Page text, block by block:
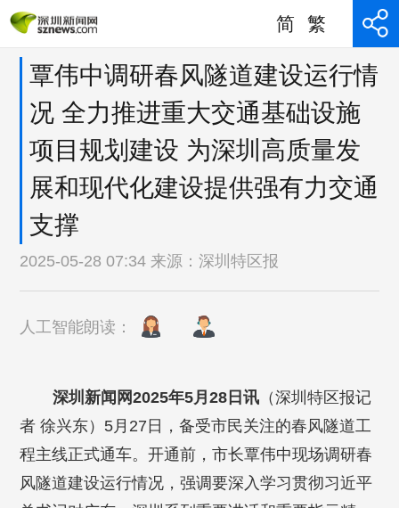
简 繁
覃伟中调研春风隧道建设运行情
况 全力推进重大交通基础设施
项目规划建设 为深圳高质量发
展和现代化建设提供强有力交通
支撑
2025-05-28 07:34 来源：深圳特区报
人工智能朗读：
深圳新闻网2025年5月28日讯（深圳特区报记
者 徐兴东）5月27日，备受市民关注的春风隧道工
程主线正式通车。开通前，市长覃伟中现场调研春
风隧道建设运行情况，强调要深入学习贯彻习近平